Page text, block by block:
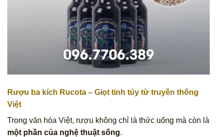
Rượu ba kích Rucota – Giọt tinh túy từ truyền thống
Việt
Trong văn hóa Việt, rượu không chỉ là thức uống mà còn là
một phần của nghệ thuật sống.